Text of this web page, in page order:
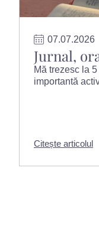
07.07.2026
Jurnal,
Mă trezesc la
importantă
Citește articolul